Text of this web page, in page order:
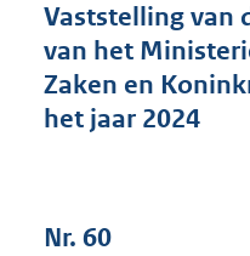
Vaststelling van
van het
Zaken en
het jaar 2024
Nr. 60